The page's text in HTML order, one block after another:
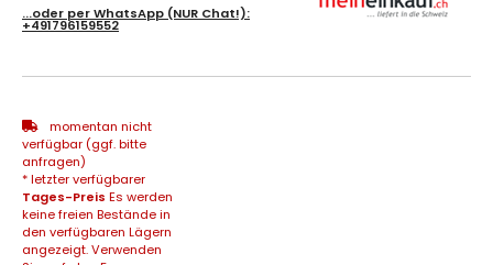
...oder perWhatsApp (NUR Chat!):
+491796159552
momentan nicht
verfügbar (ggf. bitte
anfragen)
* letzter verfügbarer
Tages-Preis Es werden
keine freien Bestände in
den verfügbaren Lägern
angezeigt. Verwenden